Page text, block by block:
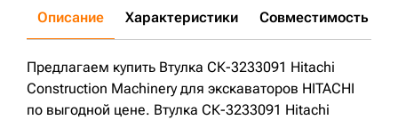
Описание Характеристики Совместимость
Предлагаем купить Втулка СК-3233091 Hitachi
Construction Machinery для экскаваторов HITACHI
по выгодной цене. Втулка СК-3233091 Hitachi